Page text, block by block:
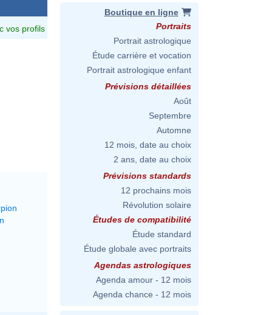
vos profils
Boutique en ligne
Portraits
Portrait astrologique
Étude carrière et vocation
Portrait astrologique enfant
Prévisions détaillées
Août
Septembre
Automne
12 mois, date au choix
2 ans, date au choix
Prévisions standards
12 prochains mois
Révolution solaire
Études de compatibilité
Étude standard
Étude globale avec portraits
Agendas astrologiques
Agenda amour - 12 mois
Agenda chance - 12 mois